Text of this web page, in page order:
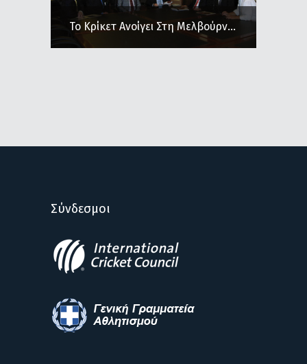
Το Κρίκετ Ανοίγει Στη Μελβούρν...
Σύνδεσμοι